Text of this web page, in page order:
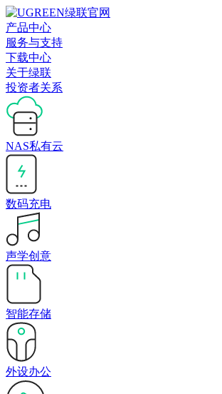
产品中心
服务与支持
下载中心
关于绿联
投资者关系
NAS私有云
数码充电
声学创意
智能存储
外设办公